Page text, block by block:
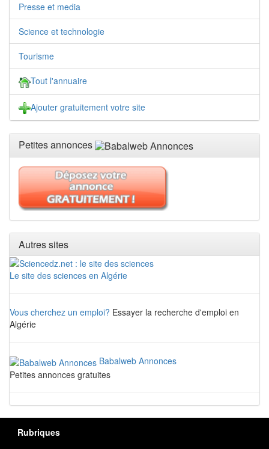
Presse et media
Science et technologie
Tourisme
Tout l'annuaire
Ajouter gratuitement votre site
Petites annonces
Autres sites
Le site des sciences en Algérie
Vous cherchez un emploi? Essayer la recherche d'emploi en
Algérie
Babalweb Annonces
Petites annonces gratuites
Rubriques